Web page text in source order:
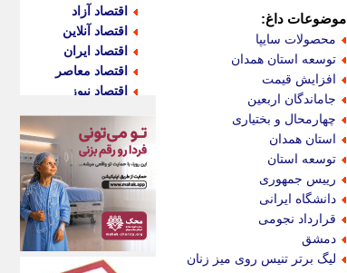
موضوعات داغ:
محصولات سایپا
توسعه استان همدان
افزایش قیمت
جاماندگان اربعین
چهارمحال و بختیاری
استان همدان
توسعه استان
رییس جمهوری
دانشگاه ایرانی
قرارداد نجومی
دمشق
لیگ برتر تنیس روی میز زنان
اقتصاد آزاد
اقتصاد آنلاین
اقتصاد ایران
اقتصاد معاصر
اقتصاد نیوز
اکوفارس
اکونگار
اکونیوز
الف
انتشار آنلاین
اندیشه قرن
اندیشه معاصر